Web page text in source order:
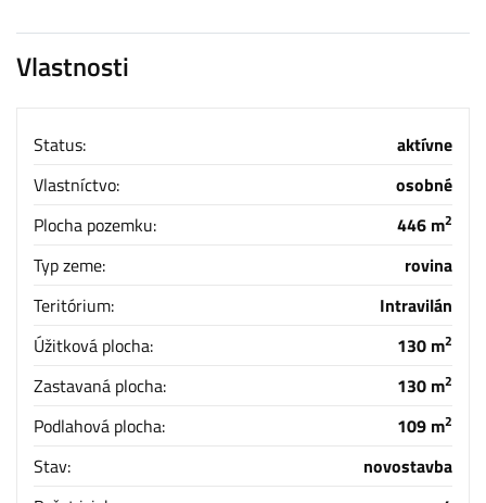
Vlastnosti
Status:
aktívne
Vlastníctvo:
osobné
Plocha pozemku:
446 m2
Typ zeme:
rovina
Teritórium:
Intravilán
Úžitková plocha:
130 m2
Zastavaná plocha: 130 m2
Podlahová plocha: 109 m2
Stav:
novostavba